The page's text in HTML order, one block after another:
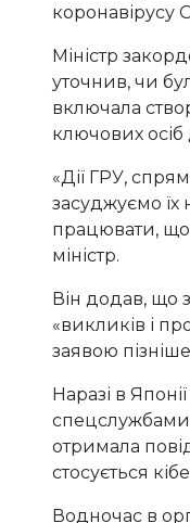
коронавірусу
Міністр
уточнив, чи
включала
ключових
«Дії ГРУ,
засуджуємо
працювати,
міністр.
Він додав, що
«викликів і
заявою
Наразі в
отримала
стосується
Водночас в